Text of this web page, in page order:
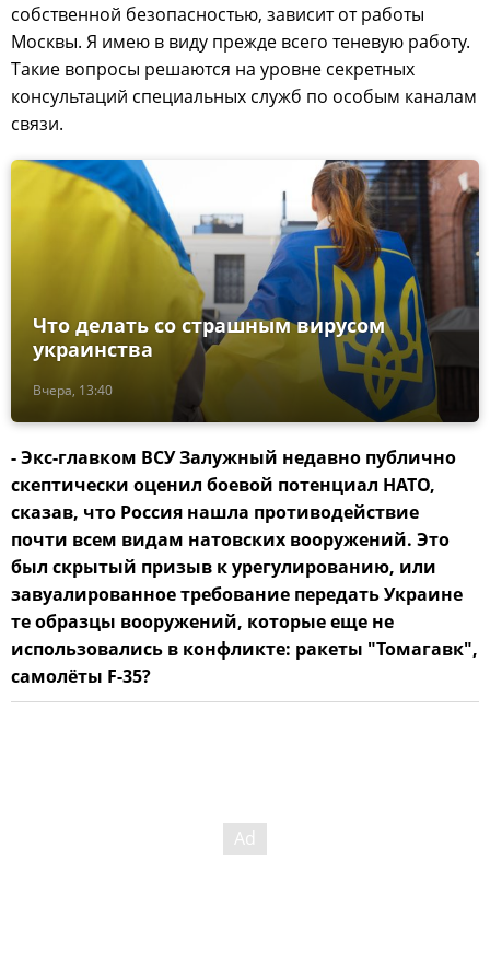
собственной безопасностью, зависит от работы
Москвы. Я имею в виду прежде всего теневую работу.
Такие вопросы решаются на уровне секретных
консультаций специальных служб по особым каналам
связи.
Вчера, 13:40
Что делать со страшным вирусом
украинства
- Экс-главком ВСУ Залужный недавно публично
скептически оценил боевой потенциал НАТО,
сказав, что Россия нашла противодействие
почти всем видам натовских вооружений. Это
был скрытый призыв к урегулированию, или
завуалированное требование передать Украине
те образцы вооружений, которые еще не
использовались в конфликте: ракеты "Томагавк",
самолёты F-35?